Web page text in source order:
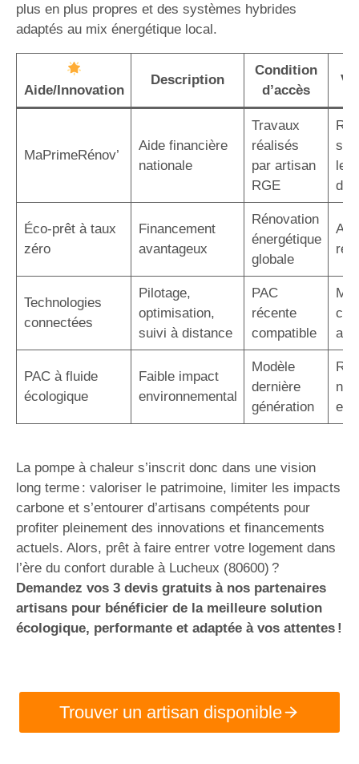
plus en plus propres et des systèmes hybrides
adaptés au mix énergétique local.
Aide/Innovation
Description
Condition
d’accès
MaPrimeRénov’
Aide financière
nationale
Travaux
réalisés
par artisan
RGE
le
Éco-prêt à taux
zéro
Financement
avantageux
Rénovation
énergétique
globale
Technologies
connectées
Pilotage,
optimisation,
suivi à distance
PAC
récente
compatible
PAC à fluide
écologique
Faible impact
environnemental
Modèle
dernière
génération
La pompe à chaleur s’inscrit donc dans une vision
long terme : valoriser le patrimoine, limiter les impacts
carbone et s’entourer d’artisans compétents pour
profiter pleinement des innovations et financements
actuels. Alors, prêt à faire entrer votre logement dans
l’ère du confort durable à Lucheux (80600) ?
Demandez vos 3 devis gratuits à nos partenaires
artisans pour bénéficier de la meilleure solution
écologique, performante et adaptée à vos attentes !
Trouver un artisan disponible